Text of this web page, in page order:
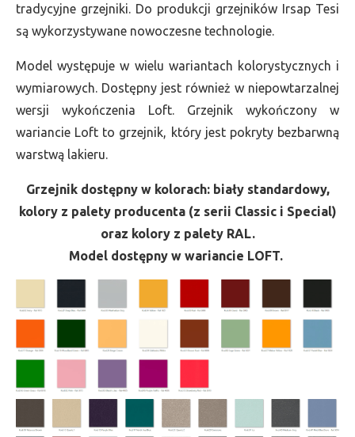
tradycyjne grzejniki. Do produkcji grzejników Irsap Tesi
są wykorzystywane nowoczesne technologie.
Model występuje w wielu wariantach kolorystycznych i
wymiarowych. Dostępny jest również w niepowtarzalnej
wersji wykończenia Loft. Grzejnik wykończony w
wariancie Loft to grzejnik, który jest pokryty bezbarwną
warstwą lakieru.
Grzejnik dostępny w kolorach: biały standardowy,
kolory z palety producenta (z serii Classic i Special)
oraz kolory z palety RAL.
Model dostępny w wariancie LOFT.